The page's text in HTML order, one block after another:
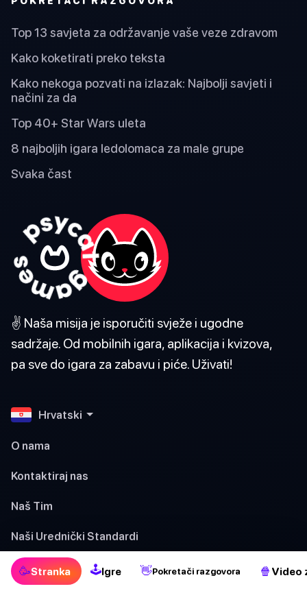
🥳Stranka 🕹Igre 👋Pokretači razgovora 🍿 Video
Top 13 savjeta za održavanje vaše veze zdravom
Kako koketirati preko teksta
Kako nekoga pozvati na izlazak: Najbolji savjeti i
načini za da
Top 40+ Star Wars uleta
8 najboljih igara ledolomaca za male grupe
Svaka čast
✌️ Naša misija je isporučiti svježe i ugodne
sadržaje. Od mobilnih igara, aplikacija i kvizova,
pa sve do igara za zabavu i piće. Uživati!
Hrvatski
O nama
Kontaktiraj nas
Naš Tim
Naši Urednički Standardi
Uvjeti